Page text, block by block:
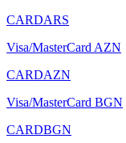
CARDARS
Visa/MasterCard AZN
CARDAZN
Visa/MasterCard BGN
CARDBGN